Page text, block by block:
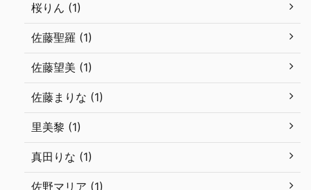
桜りん (1)
佐藤聖羅 (1)
佐藤望美 (1)
佐藤まりな (1)
里美黎 (1)
真田りな (1)
佐野マリア (1)